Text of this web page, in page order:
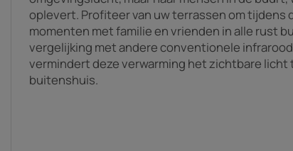
oplevert. Profiteer van uw terrassen om tijdens
momenten met familie en vrienden in alle rust
vergelijking met andere conventionele
vermindert deze verwarming het zichtbare licht
buitenshuis.